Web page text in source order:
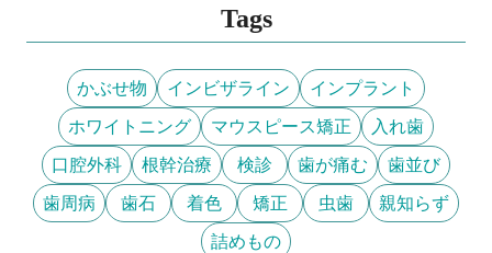
Tags
かぶせ物 インビザライン インプラント
ホワイトニング マウスピース矯正 入れ歯
口腔外科 根幹治療 検診 歯が痛む 歯並び
歯周病 歯石 着色 矯正 虫歯 親知らず
詰めもの